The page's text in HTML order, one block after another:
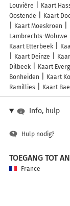
Louvière
Kaart
Oostende
Kaart
Kaart Moeskroen
Lambrechts-Woluwe
Kaart Etterbeek
Kaart Deinze
Dilbeek
Kaart
Bonheiden
Kaart
Ramillies
Kaart
Info, hulp
Hulp nodig?
TOEGANG TOT
France